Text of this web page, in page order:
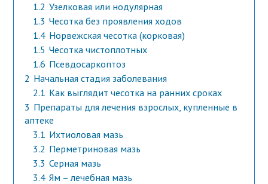
1.2 Узелковая или нодулярная
1.3 Чесотка без проявления ходов
1.4 Норвежская чесотка (корковая)
1.5 Чесотка чистоплотных
1.6 Псевдосаркоптоз
2 Начальная стадия заболевания
2.1 Как выглядит чесотка на ранних сроках
3 Препараты для лечения взрослых, купленные в
аптеке
3.1 Ихтиоловая мазь
3.2 Перметриновая мазь
3.3 Серная мазь
3.4 Ям – лечебная мазь